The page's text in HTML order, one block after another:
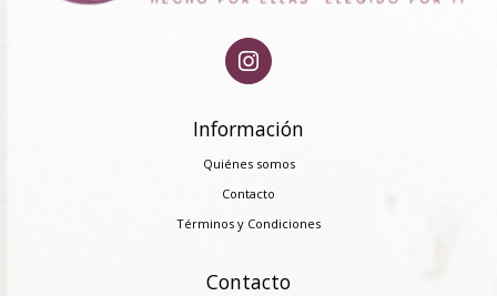
Información
Quiénes somos
Contacto
Términos y Condiciones
Contacto